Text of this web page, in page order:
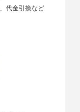
代金引換など